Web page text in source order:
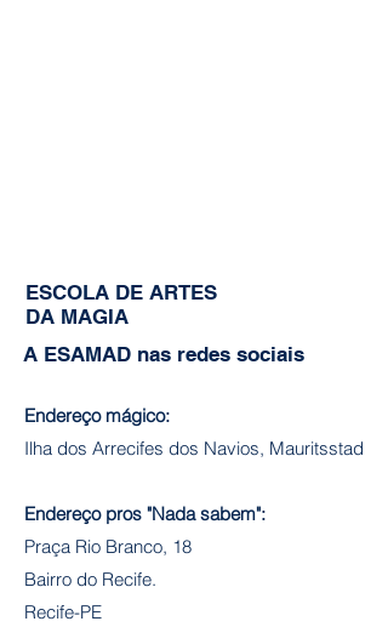
ESCOLA DE ARTES
DA MAGIA
A ESAMAD nas redes sociais
Endereço mágico:
Ilha dos Arrecifes dos Navios, Mauritsstad
Endereço pros "Nada sabem":
Praça Rio Branco, 18
Bairro do Recife.
Recife-PE